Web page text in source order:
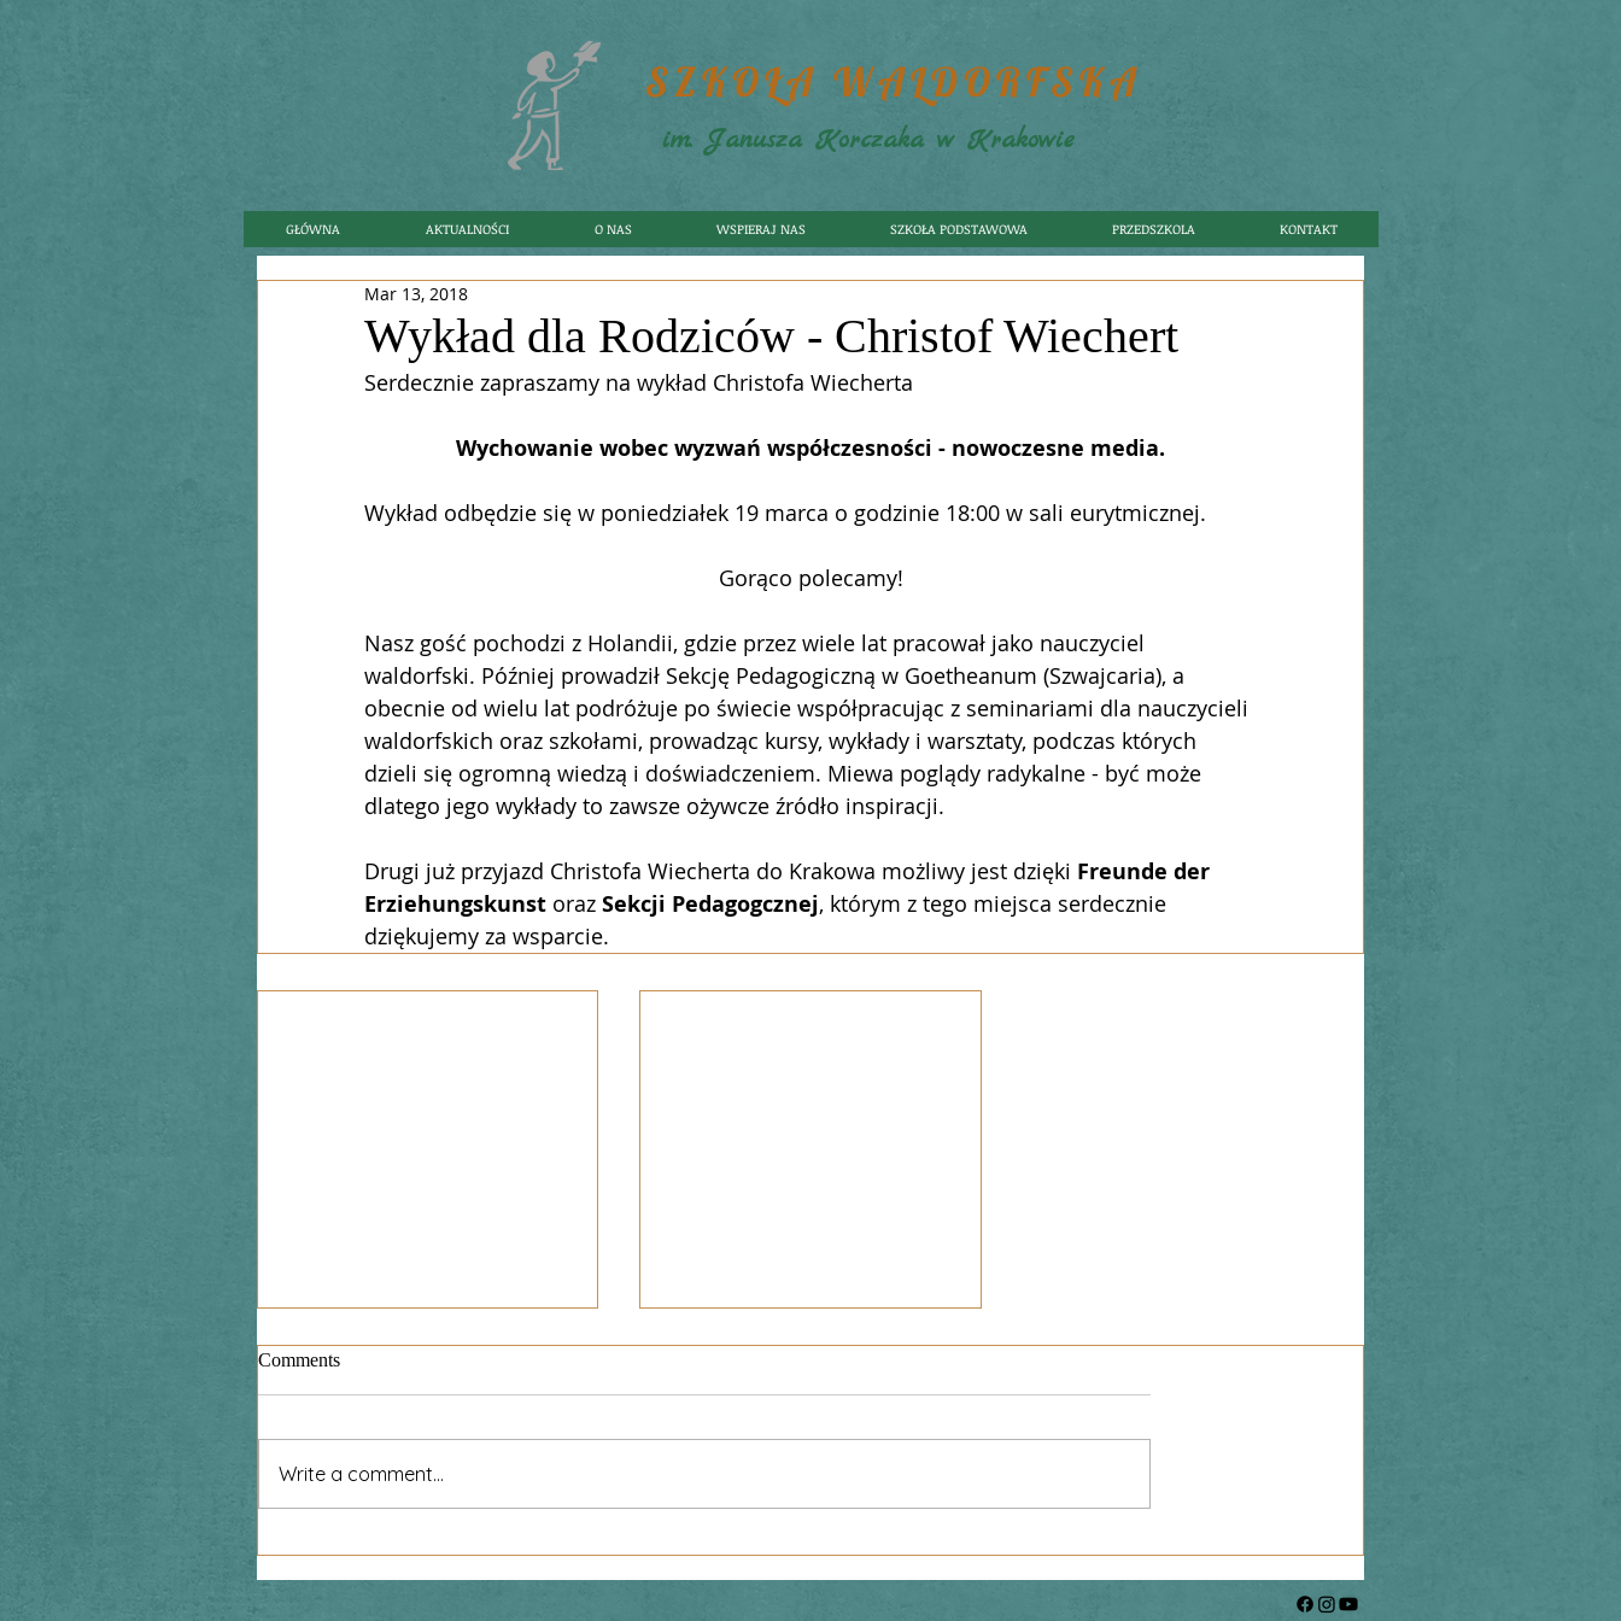
SZKOŁA WALDORFSKA
im. Janusza Korczaka w Krakowie
GŁÓWNA AKTUALNOŚCI O NAS WSPIERAJ NAS SZKOŁA PODSTAWOWA PRZEDSZKOLA KONTAKT
Wykład dla Rodziców - Christof Wiechert
Mar 13, 2018
Serdecznie zapraszamy na wykład Christofa Wiecherta
Wychowanie wobec wyzwań współczesności - nowoczesne media.
Wykład odbędzie się w poniedziałek 19 marca o godzinie 18:00 w sali eurytmicznej.
Gorąco polecamy!
Nasz gość pochodzi z Holandii, gdzie przez wiele lat pracował jako nauczyciel
waldorfski. Później prowadził Sekcję Pedagogiczną w Goetheanum (Szwajcaria), a
obecnie od wielu lat podróżuje po świecie współpracując z seminariami dla nauczycieli
waldorfskich oraz szkołami, prowadząc kursy, wykłady i warsztaty, podczas których
dzieli się ogromną wiedzą i doświadczeniem. Miewa poglądy radykalne - być może
dlatego jego wykłady to zawsze ożywcze źródło inspiracji.
Drugi już przyjazd Christofa Wiecherta do Krakowa możliwy jest dzięki Freunde der
Erziehungskunst oraz Sekcji Pedagogcznej, którym z tego miejsca serdecznie
dziękujemy za wsparcie.
Comments
Write a comment...